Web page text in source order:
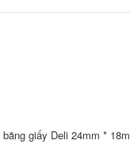
giấy Deli 24mm *